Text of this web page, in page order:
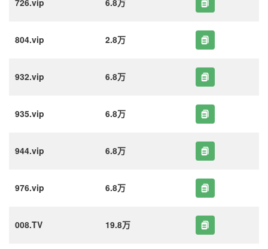
726.vip 6.8万
804.vip 2.8万
932.vip 6.8万
935.vip 6.8万
944.vip 6.8万
976.vip 6.8万
008.TV 19.8万